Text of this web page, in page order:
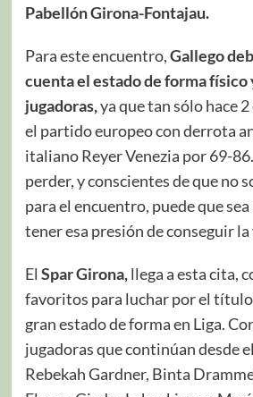
Pabellón Girona-Fontajau.
Para este encuentro,Gallego
cuenta el estado de forma físico
jugadoras,ya que tan sólo hace
el partido europeo con derrota
italiano Reyer Venezia por 69-
perder, y conscientes de que no
para el encuentro, puede que
tener esa presión de conseguir
El Spar Girona,llega a esta cita,
favoritos para luchar por el título
gran estado de forma en Liga.
jugadoras que continúan desde
Rebekah Gardner, Binta